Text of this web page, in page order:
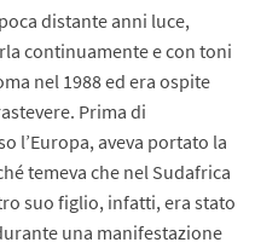
distante anni luce,
continuamente e con toni
nel 1988 ed era ospite
Prima di
l’Europa, aveva portato la
temeva che nel Sudafrica
suo figlio, infatti, era stato
una manifestazione